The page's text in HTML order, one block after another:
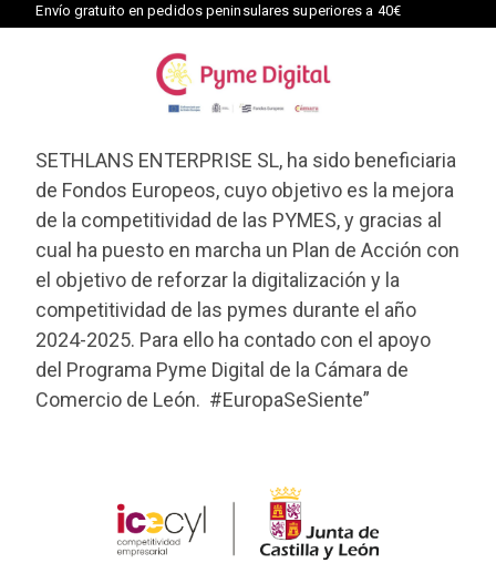
Envío gratuito en pedidos peninsulares superiores a 40€
SETHLANS ENTERPRISE SL, ha sido beneficiaria
de Fondos Europeos, cuyo objetivo es la mejora
de la competitividad de las PYMES, y gracias al
cual ha puesto en marcha un Plan de Acción con
el objetivo de reforzar la digitalización y la
competitividad de las pymes durante el año
2024-2025. Para ello ha contado con el apoyo
del Programa Pyme Digital de la Cámara de
Comercio de León. #EuropaSeSiente”